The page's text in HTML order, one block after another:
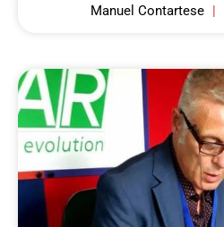
Manuel Contartese